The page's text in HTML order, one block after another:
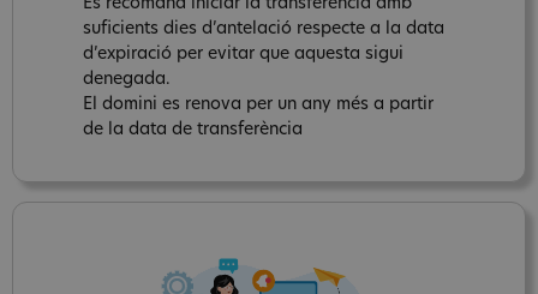
Es recomana iniciar la transferència amb
suficients dies d’antelació respecte a la data
d’expiració per evitar que aquesta sigui
denegada.
El domini es renova per un any més a partir
de la data de transferència